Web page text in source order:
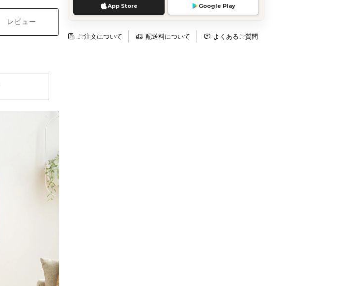
App Store Google Play
ご注文について 配送料について よくあるご質問
レビュー